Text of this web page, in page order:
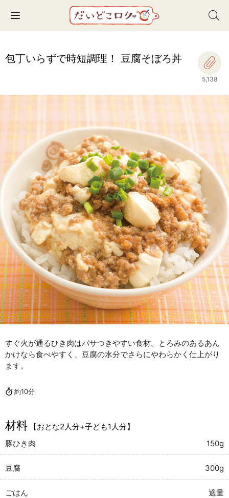
Toggle navigation
包丁いらずで時短調理！ 豆腐そぼろ丼
5,138
すぐ火が通るひき肉はパサつきやすい食材。とろみのあるあん
かけなら食べやすく、豆腐の水分でさらにやわらかく仕上がり
ます。
約10分
材料
【おとな2人分+子ども1人分】
豚ひき肉
150g
豆腐 300g
ごはん 適量